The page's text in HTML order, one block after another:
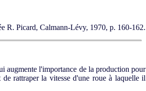
R. Picard, Calmann-Lévy, 1970, p. 160-162.
augmente l'importance de la production pour
rattraper la vitesse d'une roue à laquelle il